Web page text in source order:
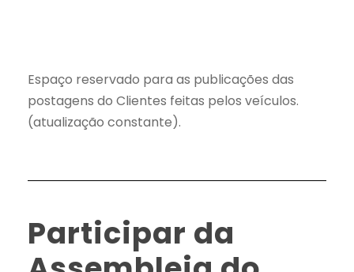
Espaço reservado para as publicações das
postagens do Clientes feitas pelos veículos.
(atualização constante).
Participar da